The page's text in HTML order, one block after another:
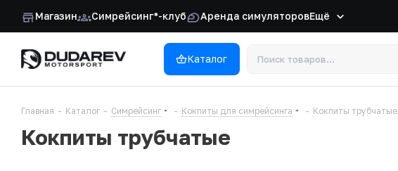
Магазин Симрейсинг*-клуб Аренда симуляторовЕщё
Каталог
Главная - Каталог - Симрейсинг - Кокпиты для симрейсинга - Кокпиты трубчатые
Кокпиты трубчатые